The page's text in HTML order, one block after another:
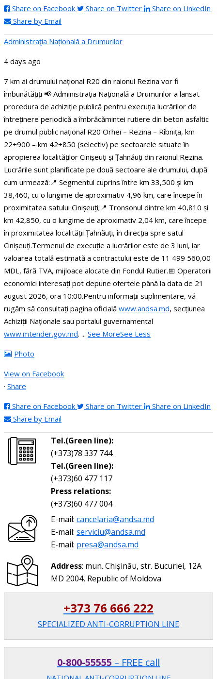
Share on Facebook Share on Twitter
Share on LinkedIn
Share by Email
Administraţia Națională a Drumurilor
4 days ago
7 km ai drumului național R20 din raionul Rezina vor fi
îmbunătățiți 📢 Administrația Națională a Drumurilor a lansat
procedura de achiziție publică pentru execuția lucrărilor de
întreținere periodică a îmbrăcămintei rutiere din beton asfaltic
pe drumul public național R20 Orhei – Rezina – Rîbnița, km
22+900 – km 42+850 (selectiv) pe sectoarele situate în
apropierea localităților Cinișeuți și Țahnăuți din raionul Rezina.
Lucrările sunt planificate pe două sectoare ale drumului, după
cum urmează:📍 Segmentul cuprins între km 33,500 și km
38,460, cu o lungime de aproximativ 4,96 km, care începe în
proximitatea satului Cinișeuți;📍 Tronsonul dintre km 40,810 și
km 42,850, cu o lungime de aproximativ 2,04 km, care începe
în proximitatea localității Țahnăuți, în direcția spre satul
Cinișeuți.Termenul de execuție a lucrărilor este de 3 luni, iar
valoarea totală estimată a contractului este de 11 499 560,00
MDL, fără TVA, mijloace alocate din Fondul Rutier.📅 Operatorii
economici interesați pot depune ofertele până la data de 21
august 2026, ora 10:00.Pentru informații suplimentare, vă
rugăm să consultați pagina oficială www.andsa.md, secțiunea
Achiziții Naționale sau portalul guvernamental
www.mtender.gov.md. ... See MoreSee Less
Photo
View on Facebook
· Share
Share on Facebook Share on Twitter
Share on LinkedIn
Share by Email
Tel.(Green line):
(+373)78 337 744
Tel.(Green line):
(+373)60 477 117
Press relations:
(+373)60 477 004
E-mail: cancelaria@andsa.md
E-mail: serviciu@andsa.md
E-mail: presa@andsa.md
Address: mun. Chișinău, str. Bucuriei, 12A
MD 2004, Republic of Moldova
+373 76 666 222
SPECIALIZED ANTI-CORRUPTION LINE
0-800-55555 – FREE call